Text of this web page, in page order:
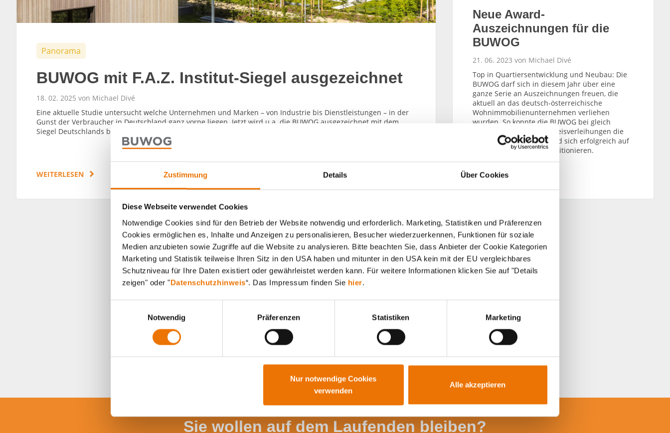
Zustimmung Details Über Cookies
Diese Webseite verwendet Cookies
Notwendige Cookies sind für den Betrieb der Website notwendig und erforderlich. Marketing, Statistiken und Präferenzen
Cookies ermöglichen es, Inhalte und Anzeigen zu personalisieren, Besucher wiederzuerkennen, Funktionen für soziale
Medien anzubieten sowie Zugriffe auf die Website zu analysieren. Bitte beachten Sie, dass Anbieter der Cookie Kategorien
Marketing und Statistik teilweise Ihren Sitz in den USA haben und mitunter in den USA kein mit der EU vergleichbares
Schutzniveau für Ihre Daten existiert oder gewährleistet werden kann. Für weitere Informationen klicken Sie auf "Details
zeigen" oder "Datenschutzhinweis“. Das Impressum finden Sie hier.
u
Notwendig Präferenzen Statistiken Marketing
Nur notwendige Cookies
verwenden
Alle akzeptieren
Panorama
BUWOG mit F.A.Z. Institut-Siegel ausgezeichnet
18. 02. 2025 von Michael Divé
Eine aktuelle Studie untersucht welche Unternehmen und Marken – von Industrie bis Dienstleistungen – in der
Gunst der Verbraucher in Deutschland ganz vorne liegen. Jetzt wird u.a. die BUWOG ausgezeichnet mit dem
Siegel Deutschlands begehrteste Immobilienunternehmen 2025.
WEITERLESEN
Neue Award-
Auszeichnungen für die
BUWOG
21. 06. 2023 von Michael Divé
Top in Quartiersentwicklung und Neubau: Die
BUWOG darf sich in diesem Jahr über eine
ganze Serie an Auszeichnungen freuen, die
aktuell an das deutsch-österreichische
Wohnimmobilienunternehmen verliehen
wurden. So konnte die BUWOG bei gleich
mehreren Awards und Preisverleihungen die
Fachjurys überzeugen und sich erfolgreich auf
dem Siegertreppchen positionieren.
WEITERLESEN
Alle Artikel durchsuchen
Sie wollen auf dem Laufenden bleiben?